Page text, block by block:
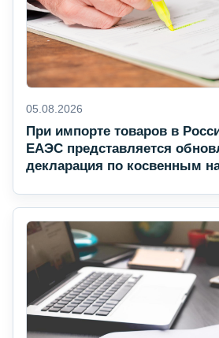
05.08.2026
При импорте товаров в
ЕАЭС представляется
декларация по косвенным